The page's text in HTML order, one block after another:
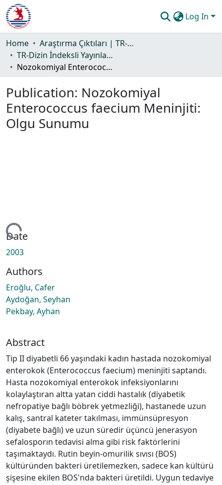
Log In
Communities & Collections
All of DSpace
Guide
Home
Araştırma Çıktıları | TR-Dizin | WoS | Scopus | PubMed
TR-Dizin İndeksli Yayınlar Koleksiyonu
Nozokomiyal Enterococcus faecium Meninjiti: Olgu Sunumu
Publication: Nozokomiyal
Enterococcus faecium Meninjiti:
Olgu Sunumu
Date
2003
Authors
Eroğlu, Cafer
Aydoğan, Seyhan
Pekbay, Ayhan
Abstract
Tip II diyabetli 66 yaşındaki kadın hastada nozokomiyal
enterokok (Enterococcus faecium) meninjiti saptandı.
Hasta nozokomiyal enterokok infeksiyonlarını
kolaylaştıran altta yatan ciddi hastalık (diyabetik
nefropatiye bağlı böbrek yetmezliği), hastanede uzun
kalış, santral kateter takılması, immünsüpresyon
(diyabete bağlı) ve uzun süredir üçüncü jenerasyon
sefalosporın tedavisi alma gibi risk faktörlerini
taşımaktaydı. Rutin beyin-omurilik sıvısı (BOS)
kültüründen bakteri üretilemezken, sadece kan kültürü
şişesine ekilen BOS'nda bakteri üretildi. Uygun tedaviye